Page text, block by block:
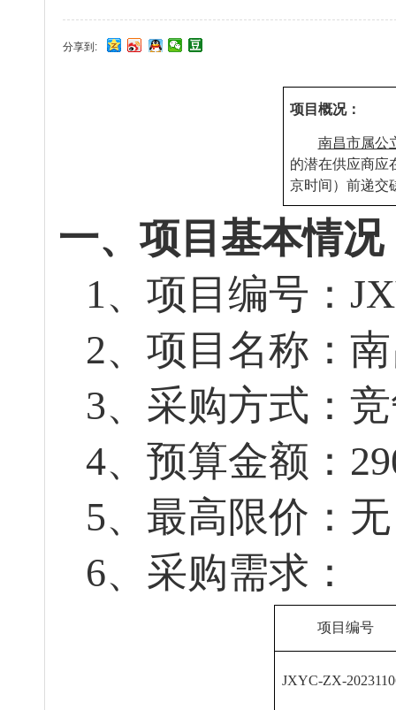
分享到:
项目概况：
南昌市属公
的潜在供应商应
京时间）前递交
一、项目基本情况
1、项目编号：
2、项目名称：
3、采购方式：
4、预算金额：
5、最高限价：无
6、采购需求：
项目 编号
JXYC-ZX-